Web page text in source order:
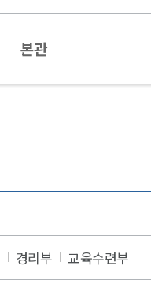
본관
경리부 교육수련부